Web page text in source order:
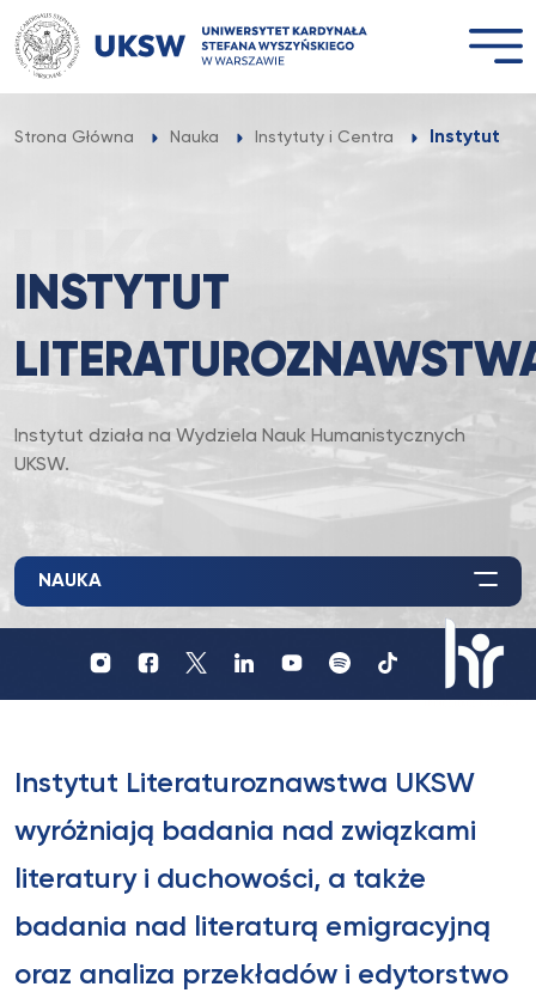
Przejdź
do
treści
Strona Główna Nauka Instytuty i Centra Instytut
INSTYTUT
Instytut działa na Wydziela Nauk Humanistycznych
UKSW.
Profil
UKSW
Profil
UKSW
Profil
Profil
UKSW
YouTube
UKSW
UKSW
TikTok
research
NAUKA
Instytut Literaturoznawstwa UKSW
wyróżniają badania nad związkami
literatury i duchowości, a także
badania nad literaturą emigracyjną
oraz analiza przekładów i edytorstwo